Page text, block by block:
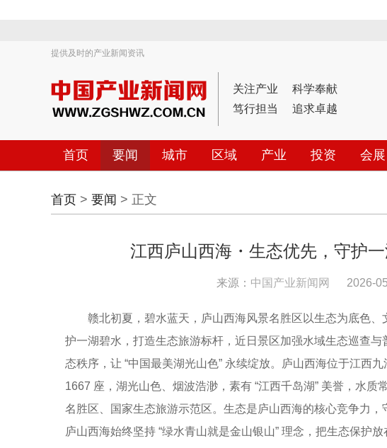
提供及时的产业新闻资讯
关注产业
科学奉献
笃行担当
追求卓越
首页 要闻 城市 区域 产业 投资 会展
首页 > 要闻 > 正文
江西庐山西海・生态优先，守护
来源： 中国产业新闻网 2026-
赣北初夏，碧水蓝天，庐山西海风景名胜区以生态为底色、
护一湖碧水，打造生态旅游标杆，近日景区加强水域生态巡查
态秩序，让 “中国最美湖光山色” 永续绽放。庐山西海位于江西
1667 座，湖光山色、烟波浩渺，素有 “江西千岛湖” 美誉，水质
名胜区、国家生态旅游示范区。生态是庐山西海的核心竞争力，
庐山西海始终坚持 “绿水青山就是金山银山” 理念，把生态保护